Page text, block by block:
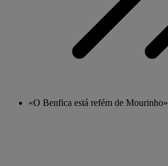
«O Benfica está refém de Mourinho»